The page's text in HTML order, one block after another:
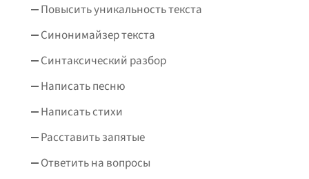
Повысить уникальность текста
Синонимайзер текста
Синтаксический разбор
Написать песню
Написать стихи
Расставить запятые
Ответить на вопросы